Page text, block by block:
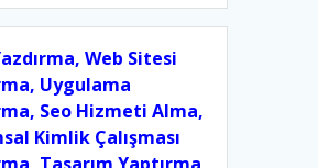
Web Sitesi
Uygulama
Seo Hizmeti Alma,
Kimlik Çalışması
Tasarım Yaptırma,